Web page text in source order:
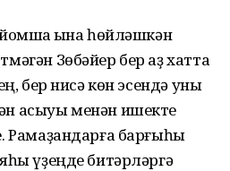
ҡына һөйләшкән
Зөбәйер бер аҙ хатта
бер нисә көн эсендә уны
асыуы менән ишекте
Рамаҙандарға барғыһы
үҙеңде битәрләргә